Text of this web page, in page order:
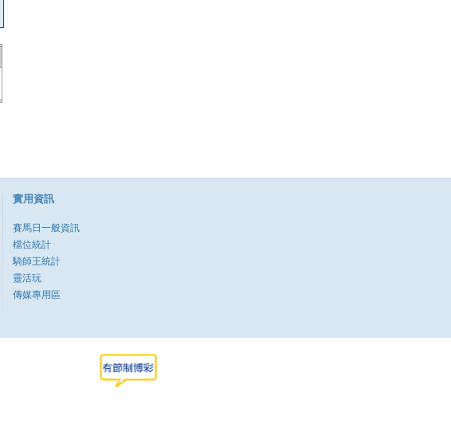
實用資訊
賽馬日一般資訊
檔位統計
騎師王統計
靈活玩
傳媒專用區